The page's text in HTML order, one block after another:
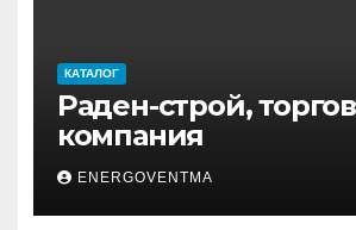
КАТАЛОГ
Раден-строй,
компания
ENERGOVENTMA